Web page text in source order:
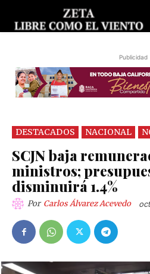
Publicidad
DESTACADOS NACIONAL
SCJN baja
ministros;
disminuirá 1.4%
Por Carlos Álvarez Acevedo